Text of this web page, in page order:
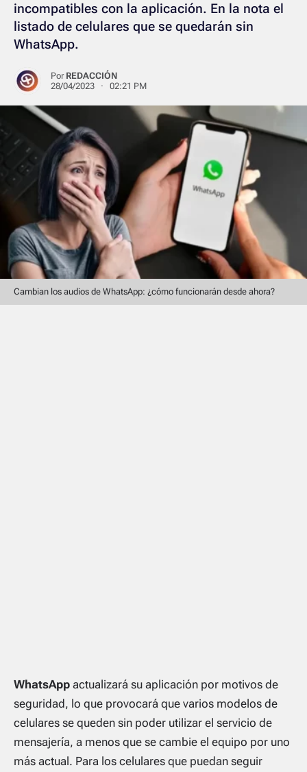
incompatibles con la aplicación. En la nota el
listado de celulares que se quedarán sin
WhatsApp.
Por REDACCIÓN
28/04/2023 · 02:21 PM
Cambian los audios de WhatsApp: ¿cómo funcionarán desde ahora?
WhatsApp actualizará su aplicación por motivos de
seguridad, lo que provocará que varios modelos de
celulares se queden sin poder utilizar el servicio de
mensajería, a menos que se cambie el equipo por uno
más actual. Para los celulares que puedan seguir